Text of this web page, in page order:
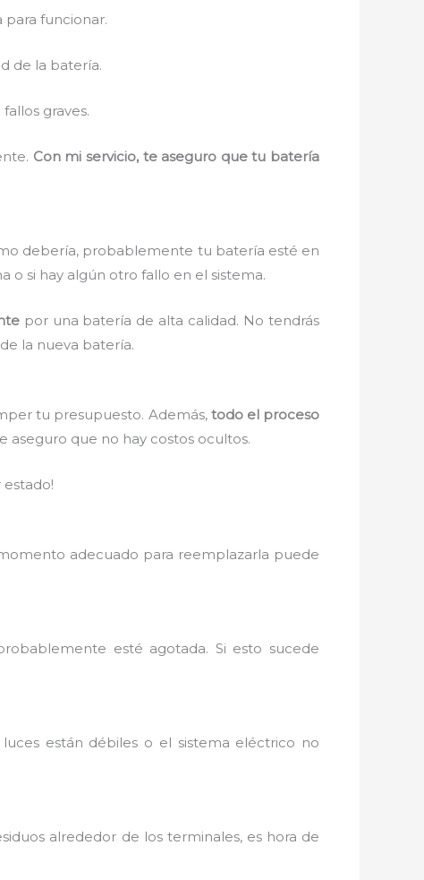
para funcionar.
de la batería.
graves.
Con mi servicio, te aseguro que tu batería
debería, probablemente tu batería esté en
si hay algún otro fallo en el sistema.
por una batería de alta calidad. No tendrás
la nueva batería.
tu presupuesto. Además, todo el proceso
aseguro que no hay costos ocultos.
adecuado para reemplazarla puede
esté agotada. Si esto sucede
están débiles o el sistema eléctrico no
alrededor de los terminales, es hora de